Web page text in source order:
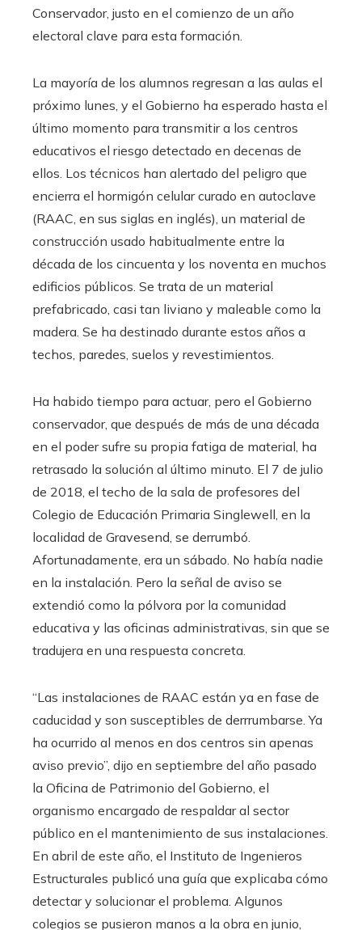
Conservador, justo en el comienzo de un año
electoral clave para esta formación.
La mayoría de los alumnos regresan a las aulas el
próximo lunes, y el Gobierno ha esperado hasta el
último momento para transmitir a los centros
educativos el riesgo detectado en decenas de
ellos. Los técnicos han alertado del peligro que
encierra el hormigón celular curado en autoclave
(RAAC, en sus siglas en inglés), un material de
construcción usado habitualmente entre la
década de los cincuenta y los noventa en muchos
edificios públicos. Se trata de un material
prefabricado, casi tan liviano y maleable como la
madera. Se ha destinado durante estos años a
techos, paredes, suelos y revestimientos.
Ha habido tiempo para actuar, pero el Gobierno
conservador, que después de más de una década
en el poder sufre su propia fatiga de material, ha
retrasado la solución al último minuto. El 7 de julio
de 2018, el techo de la sala de profesores del
Colegio de Educación Primaria Singlewell, en la
localidad de Gravesend, se derrumbó.
Afortunadamente, era un sábado. No había nadie
en la instalación. Pero la señal de aviso se
extendió como la pólvora por la comunidad
educativa y las oficinas administrativas, sin que se
tradujera en una respuesta concreta.
“Las instalaciones de RAAC están ya en fase de
caducidad y son susceptibles de derrrumbarse. Ya
ha ocurrido al menos en dos centros sin apenas
aviso previo”, dijo en septiembre del año pasado
la Oficina de Patrimonio del Gobierno, el
organismo encargado de respaldar al sector
público en el mantenimiento de sus instalaciones.
En abril de este año, el Instituto de Ingenieros
Estructurales publicó una guía que explicaba cómo
detectar y solucionar el problema. Algunos
colegios se pusieron manos a la obra en junio,